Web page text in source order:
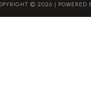
BY GROWME